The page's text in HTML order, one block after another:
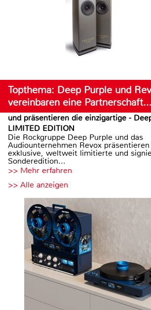
Topthema: Deep Purple und
vereinbaren eine Partnerschaft…
und präsentieren die einzigartige -
LIMITED EDITION
Die Rockgruppe Deep Purple und das
Audiounternehmen Revox
exklusive, weltweit limitierte und
Sonderedition...
>> Mehr erfahren
>> Alle anzeigen